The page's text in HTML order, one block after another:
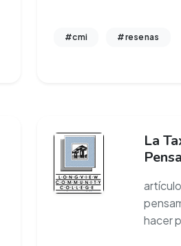
#cmi #resenas
La
hacer